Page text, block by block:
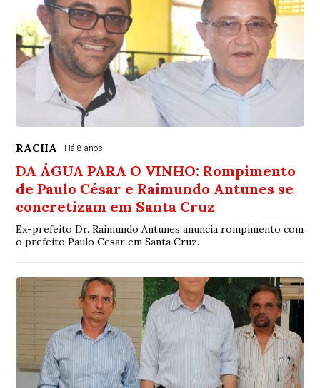
RACHA Há 8 anos
DA ÁGUA PARA O VINHO: Rompimento
de Paulo César e Raimundo Antunes se
concretizam em Santa Cruz
Ex-prefeito Dr. Raimundo Antunes anuncia rompimento com
o prefeito Paulo Cesar em Santa Cruz.